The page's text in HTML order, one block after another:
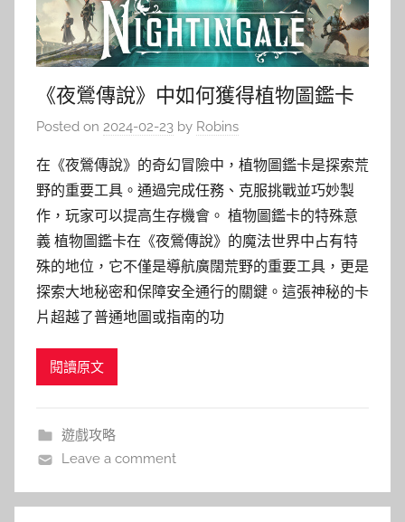
《夜鶯傳說》中如何獲得植物圖鑑卡
Posted on 2024-02-23 by Robins
在《夜鶯傳說》的奇幻冒險中，植物圖鑑卡是探索荒
野的重要工具。通過完成任務、克服挑戰並巧妙製
作，玩家可以提高生存機會。 植物圖鑑卡的特殊意
義 植物圖鑑卡在《夜鶯傳說》的魔法世界中占有特
殊的地位，它不僅是導航廣闊荒野的重要工具，更是
探索大地秘密和保障安全通行的關鍵。這張神秘的卡
片超越了普通地圖或指南的功
閱讀原文
遊戲攻略
Leave a comment